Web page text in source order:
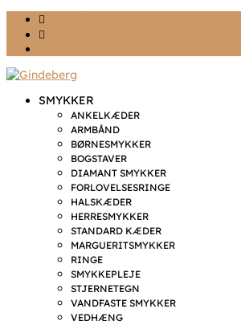
SMYKKER
ANKELKÆDER
ARMBÅND
BØRNESMYKKER
BOGSTAVER
DIAMANT SMYKKER
FORLOVELSESRINGE
HALSKÆDER
HERRESMYKKER
STANDARD KÆDER
MARGUERITSMYKKER
RINGE
SMYKKEPLEJE
STJERNETEGN
VANDFASTE SMYKKER
VEDHÆNG